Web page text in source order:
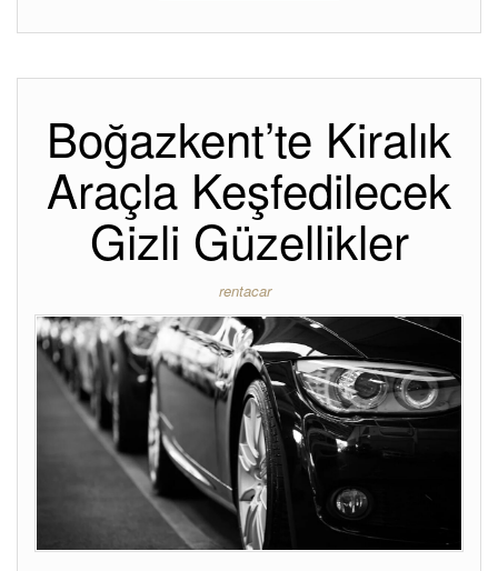
Boğazkent’te Kiralık
Araçla Keşfedilecek
Gizli Güzellikler
rentacar